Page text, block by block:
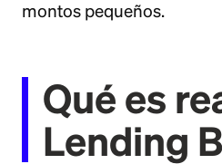
montos pequeños.
Qué es
Lending